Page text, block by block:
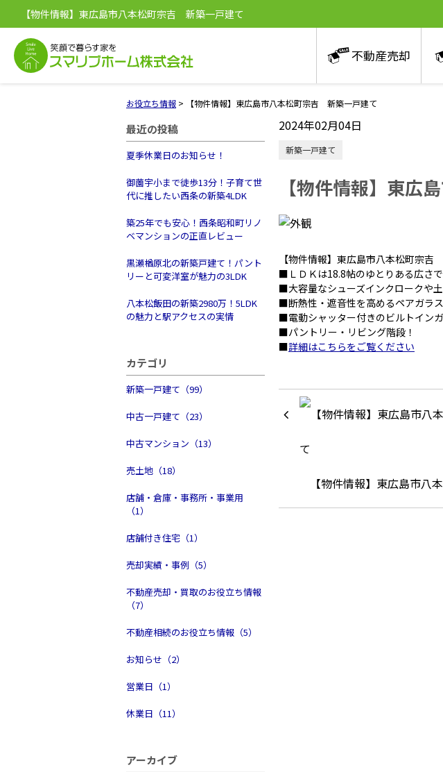
【物件情報】東広島市八本松町宗吉 新築一戸建て
不動産売却
お役立ち情報 > 【物件情報】東広島市八本松町宗吉 新築一戸建て
最近の投稿
夏季休業日のお知らせ！
御薗宇小まで徒歩13分！子育て世
代に推したい西条の新築4LDK
築25年でも安心！西条昭和町リノ
ベマンションの正直レビュー
黒瀬楢原北の新築戸建て！パント
リーと可変洋室が魅力の3LDK
八本松飯田の新築2980万！5LDK
の魅力と駅アクセスの実情
カテゴリ
新築一戸建て（99）
中古一戸建て（23）
中古マンション（13）
売土地（18）
店舗・倉庫・事務所・事業用
（1）
店舗付き住宅（1）
売却実績・事例（5）
不動産売却・買取のお役立ち情報
（7）
不動産相続のお役立ち情報（5）
お知らせ（2）
営業日（1）
休業日（11）
アーカイブ
2024年02月04日
新築一戸建て
【物件情報】東広
【物件情報】東広島市八本松町宗
■ＬＤＫは18.8帖のゆとりある広さ
■大容量なシューズインクロークや
■断熱性・遮音性を高めるペアガラ
■電動シャッター付きのビルトイン
■パントリー・リビング階段！
■詳細はこちらをご覧ください
【物件情報】東広島市八